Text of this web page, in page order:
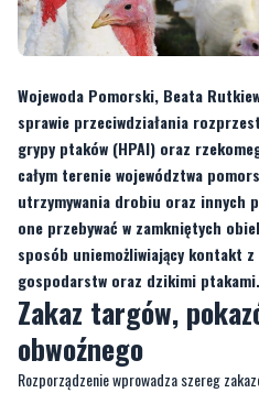
Wojewoda Pomorski, Beata
sprawie przeciwdziałania
grypy ptaków (HPAI) oraz
całym terenie województwa
utrzymywania drobiu oraz innych
one przebywać w zamkniętych
sposób uniemożliwiający kontakt
gospodarstw oraz dzikimi ptakami.
Zakaz targów,
obwoźnego
Rozporządzenie wprowadza szereg